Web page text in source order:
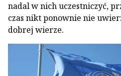
nadal w nich uczestniczyć,
czas nikt ponownie nie
dobrej wierze.